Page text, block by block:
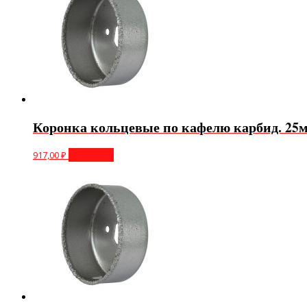
Коронка кольцевые по кафелю карбид.
917,00₽